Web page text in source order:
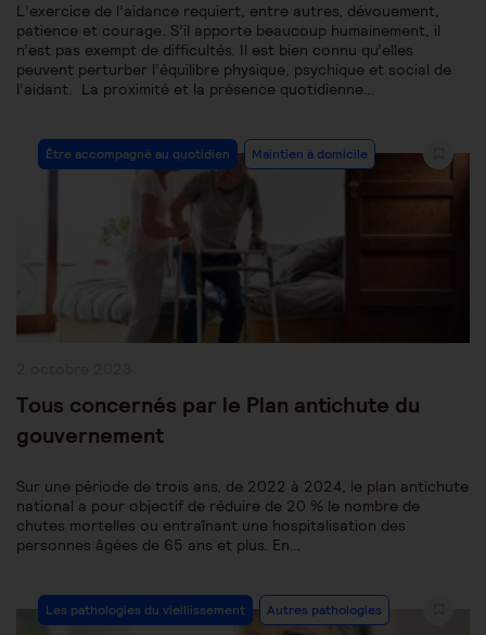
L’exercice de l’aidance requiert, entre autres, dévouement,
patience et courage. S’il apporte beaucoup humainement, il
n’est pas exempt de difficultés. Il est bien connu qu’elles
peuvent perturber l’équilibre physique, psychique et social de
l’aidant. La proximité et la présence quotidienne…
Post
Category:
Être accompagné au quotidien Maintien à domicile
Tous concernés par le Plan antichute du
gouvernement
Sur une période de trois ans, de 2022 à 2024, le plan antichute
national a pour objectif de réduire de 20 % le nombre de
chutes mortelles ou entraînant une hospitalisation des
personnes âgées de 65 ans et plus. En…
Post
Category:
Les pathologies du vieillissement Autres pathologies